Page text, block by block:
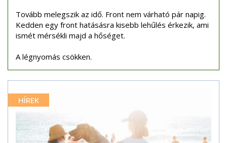
Tovább melegszik az idő. Front nem várható pár napig.
Kedden egy front hatásásra kisebb lehűlés érkezik, ami
ismét mérsékli majd a hőséget.
A légnyomás csökken.
HÍREK